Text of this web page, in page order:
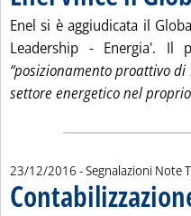
Enel si è aggiudicata il
Leadership - Energia'. Il
“posizionamento proattivo
settore energetico nel
23/12/2016 - Segnalazioni Note